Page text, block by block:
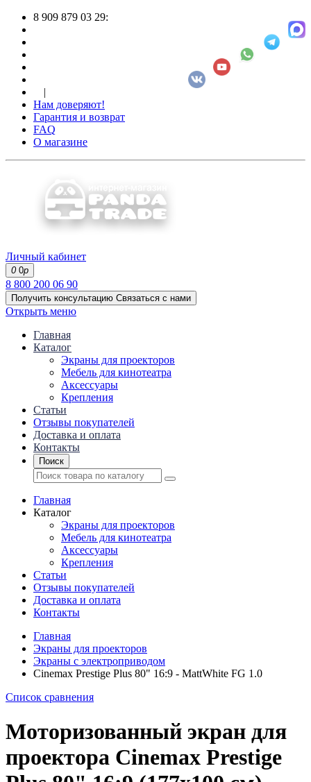
8 909 879 03 29:
|
Нам доверяют!
Гарантия и возврат
FAQ
О магазине
Личный кабинет
0 0р
8 800 200 06 90
Получить консультацию Связаться с нами
Открыть меню
Главная
Каталог
Экраны для проекторов
Mебель для кинотеатра
Аксессуары
Крепления
Статьи
Отзывы покупателей
Доставка и оплата
Контакты
Поиск
Главная
Каталог
Экраны для проекторов
Mебель для кинотеатра
Аксессуары
Крепления
Статьи
Отзывы покупателей
Доставка и оплата
Контакты
Главная
Экраны для проекторов
Экраны с электроприводом
Cinemax Prestige Plus 80" 16:9 - MattWhite FG 1.0
Список сравнения
Моторизованный экран для
проектора Cinemax Prestige